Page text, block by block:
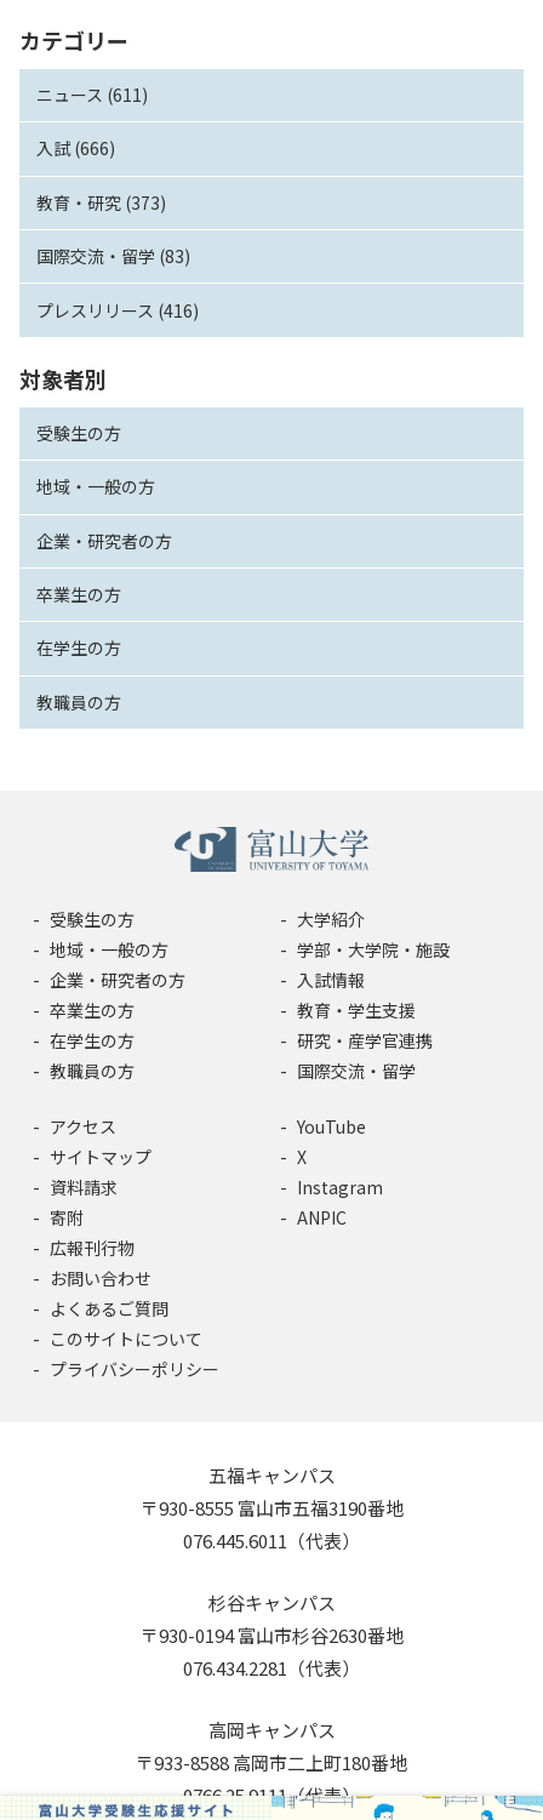
カテゴリー
ニュース (611)
入試 (666)
教育・研究 (373)
国際交流・留学 (83)
プレスリリース (416)
対象者別
受験生の方
地域・一般の方
企業・研究者の方
卒業生の方
在学生の方
教職員の方
受験生の方
地域・一般の方
企業・研究者の方
卒業生の方
在学生の方
教職員の方
大学紹介
学部・大学院・施設
入試情報
教育・学生支援
研究・産学官連携
国際交流・留学
アクセス
サイトマップ
資料請求
寄附
広報刊行物
お問い合わせ
よくあるご質問
このサイトについて
プライバシーポリシー
YouTube
X
Instagram
ANPIC
五福キャンパス
〒930-8555 富山市五福3190番地
076.445.6011（代表）
杉谷キャンパス
〒930-0194 富山市杉谷2630番地
076.434.2281（代表）
高岡キャンパス
〒933-8588 高岡市二上町180番地
0766.25.9111（代表）